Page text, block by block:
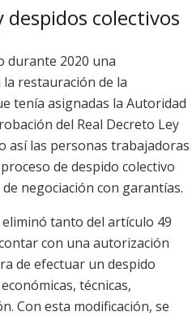
colectivos
durante 2020 una
restauración de la
tenía asignadas la Autoridad
del Real Decreto Ley
así las personas trabajadoras
de despido colectivo
negociación con garantías.
tanto del artículo 49
con una autorización
de efectuar un despido
técnicas,
Con esta modificación, se